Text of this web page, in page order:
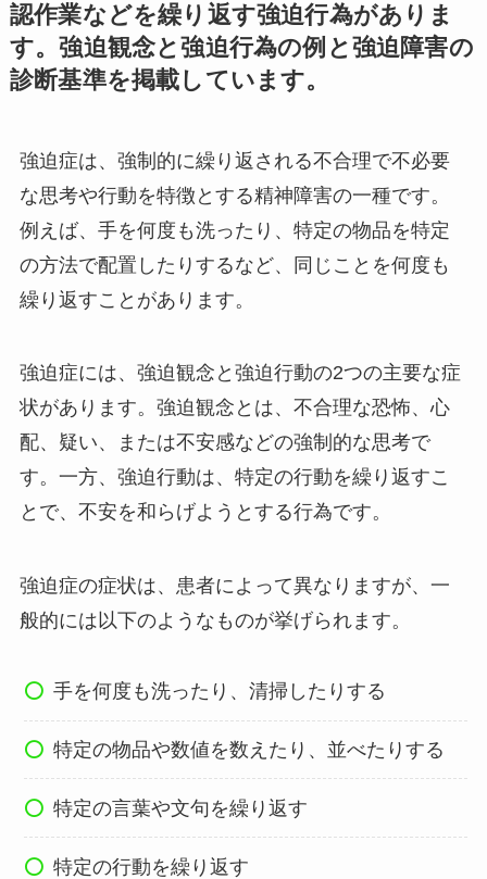
認作業などを繰り返す強迫行為がありま
す。強迫観念と強迫行為の例と強迫障害の
診断基準を掲載しています。
強迫症は、強制的に繰り返される不合理で不必要
な思考や行動を特徴とする精神障害の一種です。
例えば、手を何度も洗ったり、特定の物品を特定
の方法で配置したりするなど、同じことを何度も
繰り返すことがあります。
強迫症には、強迫観念と強迫行動の2つの主要な症
状があります。強迫観念とは、不合理な恐怖、心
配、疑い、または不安感などの強制的な思考で
す。一方、強迫行動は、特定の行動を繰り返すこ
とで、不安を和らげようとする行為です。
強迫症の症状は、患者によって異なりますが、一
般的には以下のようなものが挙げられます。
手を何度も洗ったり、清掃したりする
特定の物品や数値を数えたり、並べたりする
特定の言葉や文句を繰り返す
特定の行動を繰り返す